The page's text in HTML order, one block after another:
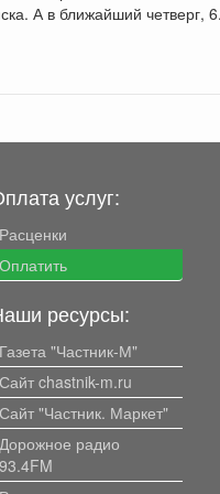
А в ближайший четверг,
услуг:
Расценки
Оплатить
ресурсы:
Газета "Частник-М"
Сайт chastnik-m.ru
Сайт "Частник. Маркет"
Дорожное радио
93.4FM